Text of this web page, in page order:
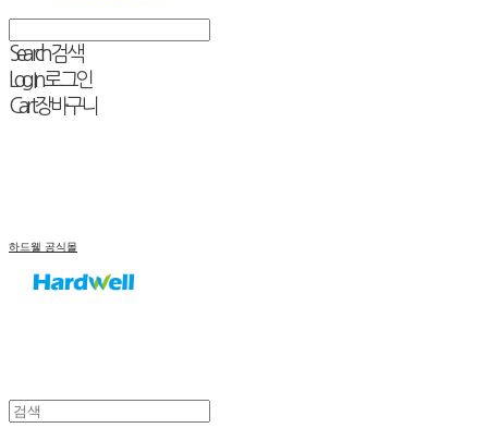
Search검색
Log In로그인
Cart장바구니
하드웰 공식몰